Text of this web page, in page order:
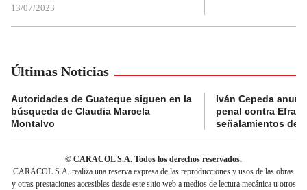
13/07/2023
Últimas Noticias
Autoridades de Guateque siguen en la
búsqueda de Claudia Marcela
Montalvo
Iván Cepeda
penal contra
señalamientos de
© CARACOL S.A. Todos los derechos reservados.
CARACOL S.A. realiza una reserva expresa de las reproducciones y usos de las obras
y otras prestaciones accesibles desde este sitio web a medios de lectura mecánica u otros